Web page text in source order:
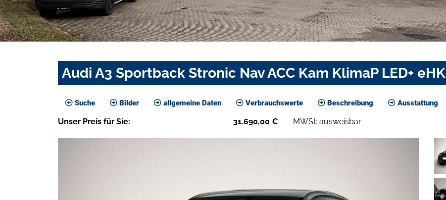
Audi A3 Sportback Stronic Nav ACC Kam KlimaP LED+ eHK
Suche Bilder allgemeine Daten Verbrauchswerte Beschreibung Ausstattung
Unser Preis für Sie: 31.690,00 € MWSt: ausweisbar